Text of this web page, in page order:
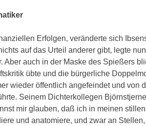
Erfolgen, veränderte sich
auf das Urteil anderer gibt, legte
Aber auch in der Maske des Spießers
übte und die bürgerliche
wieder öffentlich angefeindet und von
Seinem Dichterkollegen
mir glauben, daß ich in meinen
und anatomiere, und zwar an